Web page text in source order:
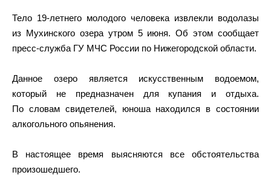
Тело 19-летнего молодого человека извлекли водолазы
из Мухинского озера утром 5 июня. Об этом сообщает
пресс-служба ГУ МЧС России по Нижегородской области.
Данное озеро является искусственным водоемом,
который не предназначен для купания и отдыха.
По словам свидетелей, юноша находился в состоянии
алкогольного опьянения.
В настоящее время выясняются все обстоятельства
произошедшего.